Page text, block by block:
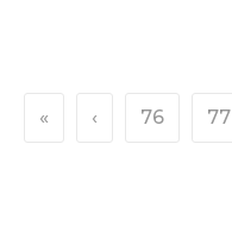
« ‹ 76 77